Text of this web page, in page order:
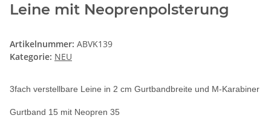
Leine mit Neoprenpolsterung
Artikelnummer: ABVK139
Kategorie: NEU
3fach verstellbare Leine in 2 cm Gurtbandbreite und M-Karabiner
Gurtband 15 mit Neopren 35